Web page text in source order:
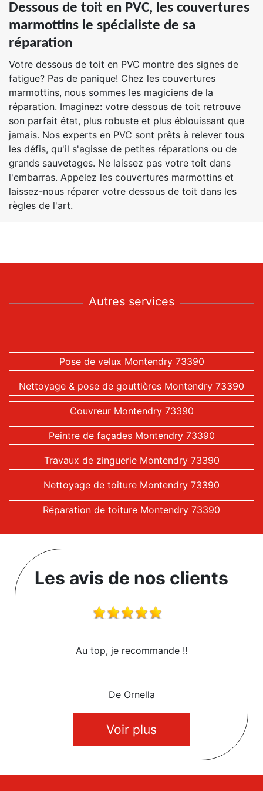
Dessous de toit en PVC, les couvertures
marmottins le spécialiste de sa
réparation
Votre dessous de toit en PVC montre des signes de
fatigue? Pas de panique! Chez les couvertures
marmottins, nous sommes les magiciens de la
réparation. Imaginez: votre dessous de toit retrouve
son parfait état, plus robuste et plus éblouissant que
jamais. Nos experts en PVC sont prêts à relever tous
les défis, qu'il s'agisse de petites réparations ou de
grands sauvetages. Ne laissez pas votre toit dans
l'embarras. Appelez les couvertures marmottins et
laissez-nous réparer votre dessous de toit dans les
règles de l'art.
Autres services
Pose de velux Montendry 73390
Nettoyage & pose de gouttières Montendry 73390
Couvreur Montendry 73390
Peintre de façades Montendry 73390
Travaux de zinguerie Montendry 73390
Nettoyage de toiture Montendry 73390
Réparation de toiture Montendry 73390
Les avis de nos clients
Au top, je recommande !!
De Ornella
Voir plus